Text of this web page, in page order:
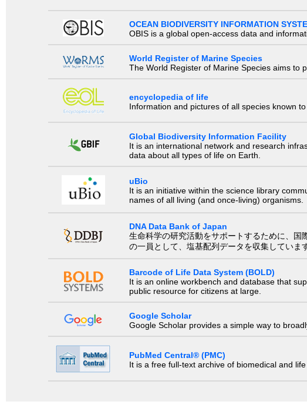
OCEAN BIODIVERSITY INFORMATION
OBIS is a global open-access data and
World Register of Marine Species
The World Register of Marine Species aims to
encyclopedia of life
Information and pictures of all species known
Global Biodiversity Information Facility
It is an international network and research
data about all types of life on Earth.
uBio
It is an initiative within the science library
names of all living (and once-living) organisms.
DNA Data Bank of Japan
生命科学の研究活動をサポートするために、
の一員として、塩基配列データを収集していま
Barcode of Life Data System (BOLD)
It is an online workbench and database that
public resource for citizens at large.
Google Scholar
Google Scholar provides a simple way to
PubMed Central® (PMC)
It is a free full-text archive of biomedical and